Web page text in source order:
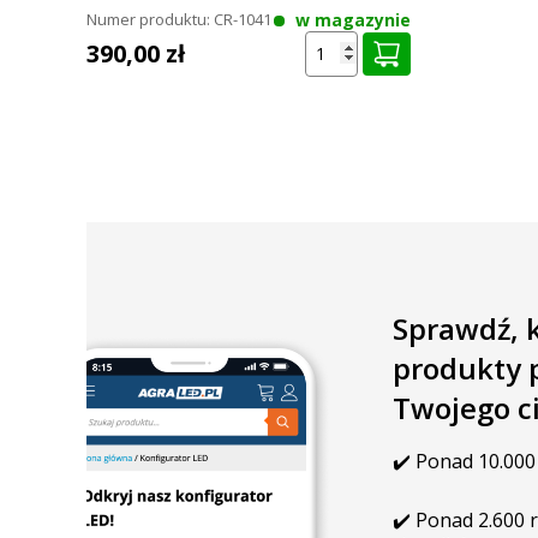
Valtra. Pasuje bezpośrednio do modeli serii A4, N4, T4
funkcjonalność oświetlenia.
Valtra
T144 T154 T174
Valtra
Numer produktu: CR-1041 w magazynie
390,00 zł
Sprawdź,
produkty
Twojego
✔️ Ponad
✔️ Ponad 2.600